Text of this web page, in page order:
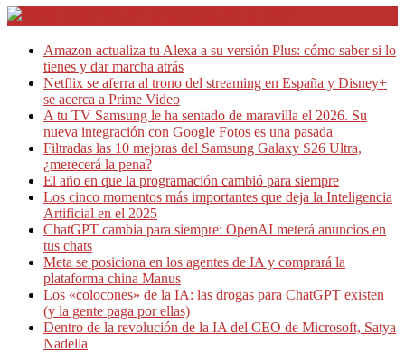
Amazon actualiza tu Alexa a su versión Plus: cómo saber si lo
tienes y dar marcha atrás
Netflix se aferra al trono del streaming en España y Disney+
se acerca a Prime Video
A tu TV Samsung le ha sentado de maravilla el 2026. Su
nueva integración con Google Fotos es una pasada
Filtradas las 10 mejoras del Samsung Galaxy S26 Ultra,
¿merecerá la pena?
El año en que la programación cambió para siempre
Los cinco momentos más importantes que deja la Inteligencia
Artificial en el 2025
ChatGPT cambia para siempre: OpenAI meterá anuncios en
tus chats
Meta se posiciona en los agentes de IA y comprará la
plataforma china Manus
Los «colocones» de la IA: las drogas para ChatGPT existen
(y la gente paga por ellas)
Dentro de la revolución de la IA del CEO de Microsoft, Satya
Nadella